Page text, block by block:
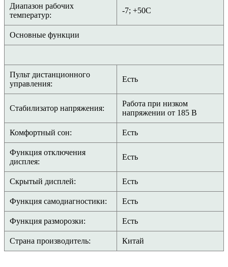
Диапазон рабочих
температур:
-7; +50С
Основные функции
Пульт дистанционного
управления:
Есть
Стабилизатор напряжения:
Работа при низком
напряжении от 185 В
Комфортный сон: Есть
Функция отключения
дисплея:
Есть
Скрытый дисплей: Есть
Функция самодиагностики: Есть
Функция разморозки: Есть
Страна производитель: Китай